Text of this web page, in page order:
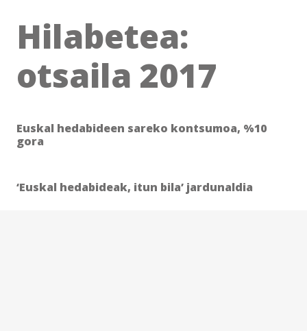
Hilabetea:
otsaila 2017
Euskal hedabideen sareko kontsumoa, %10
gora
‘Euskal hedabideak, itun bila’ jardunaldia